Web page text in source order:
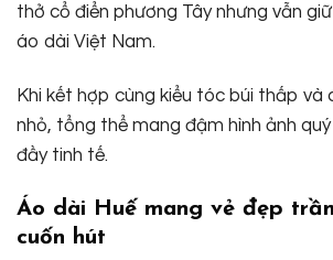
thở cổ điển phương Tây nhưng vẫn
áo dài Việt Nam.
Khi kết hợp cùng kiểu tóc búi thấp và
nhỏ, tổng thể mang đậm hình ảnh
đầy tinh tế.
Áo dài Huế mang vẻ đẹp
cuốn hút